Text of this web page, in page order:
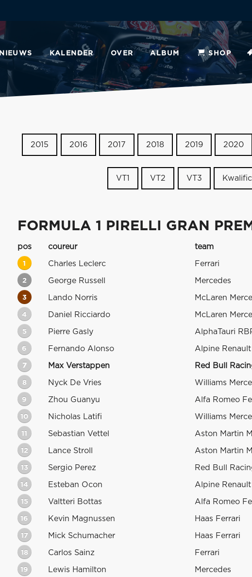
NIEUWS KALENDER OVER ALBUM SHOP
2015 2016 2017 2018 2019 2020
VT1 VT2 VT3
FORMULA 1 PIRELLI GRAN
pos coureur team
1 Charles Leclerc Ferrari
2 George Russell Mercedes
3 Lando Norris McLaren
4 Daniel Ricciardo McLaren
5 Pierre Gasly AlphaTauri
6 Fernando Alonso Alpine Renault
7 Max Verstappen Red Bull
8 Nyck De Vries Williams
9 Zhou Guanyu Alfa Romeo
10 Nicholas Latifi Williams
11 Sebastian Vettel Aston Martin
12 Lance Stroll Aston Martin
13 Sergio Perez Red Bull
14 Esteban Ocon Alpine Renault
15 Valtteri Bottas Alfa Romeo
16 Kevin Magnussen Haas Ferrari
17 Mick Schumacher Haas Ferrari
18 Carlos Sainz Ferrari
19 Lewis Hamilton Mercedes